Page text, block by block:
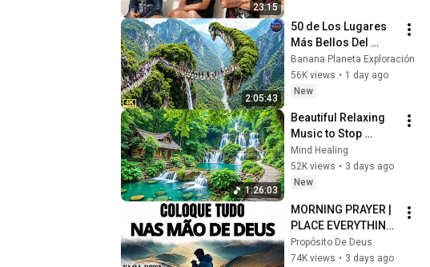
23:15
2:05:43
50 de Los Lugares
Más Bellos Del
Planeta Que
Sorprendieron al
Mundo |
Banana Planeta Exploración
56K views • 1 day ago
New
1:26:03
Beautiful Relaxing
Music to Stop
Overthinking 🌿
Nature Sounds to
Reduce Anxiety &
Mind Healing
52K views • 3 days ago
New
MORNING PRAYER |
PLACE EVERYTHING
IN GOD'S HANDS
AND REST
Propósito De Deus
74K views • 3 days ago